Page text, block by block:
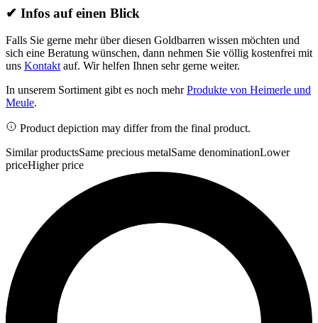
✔ Infos auf einen Blick
Falls Sie gerne mehr über diesen Goldbarren wissen möchten und
sich eine Beratung wünschen, dann nehmen Sie völlig kostenfrei mit
uns Kontakt auf. Wir helfen Ihnen sehr gerne weiter.
In unserem Sortiment gibt es noch mehrProdukte von Heimerle und
Meule.
Product depiction may differ from the final product.
Similar productsSame precious metalSame denominationLower
priceHigher price